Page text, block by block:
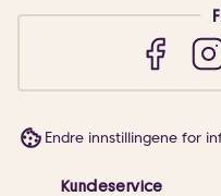
Endre innstillingene for
Kundeservice